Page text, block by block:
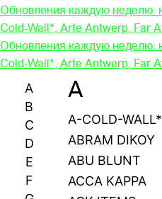
Обновления каждую неделю:
Cold-Wall*, Arte Antwerp, Far
Обновления каждую неделю:
Cold-Wall*, Arte Antwerp, Far
A
B
C
D
E
F
A
A-COLD-WALL*
ABRAM DIKOY
ABU BLUNT
ACCA KAPPA